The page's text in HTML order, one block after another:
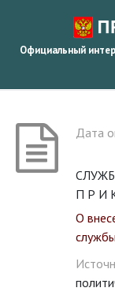
Официальный
Дата
П Р И
О